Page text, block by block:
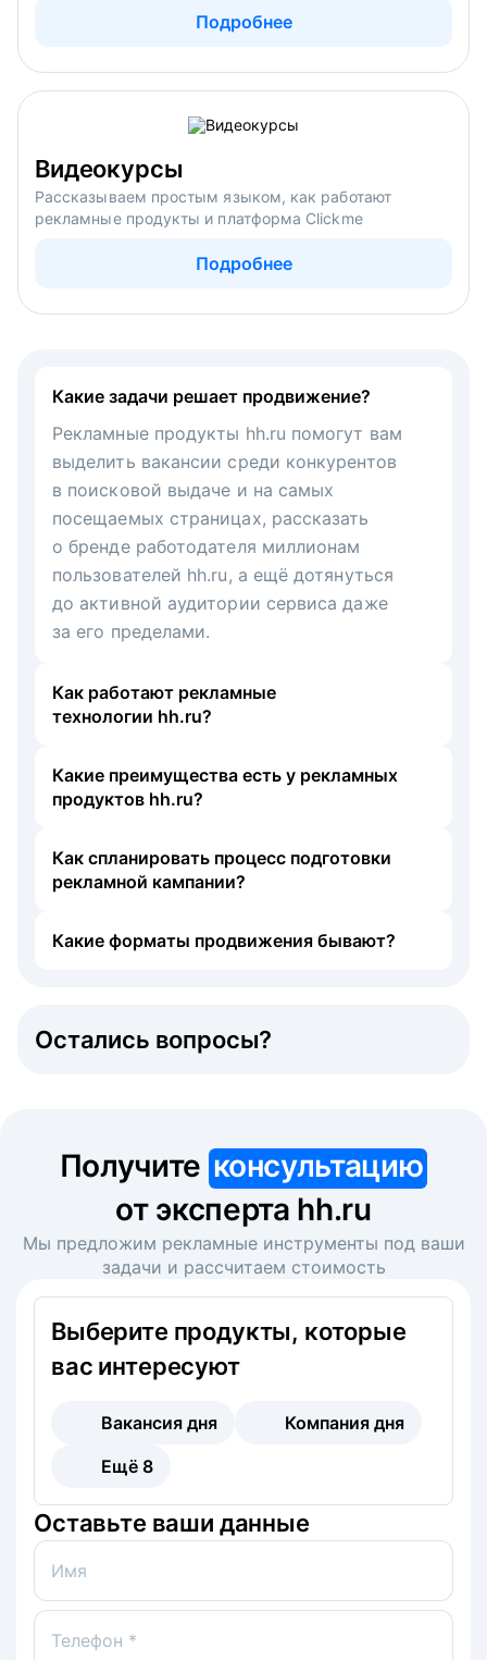
Подробнее
Видеокурсы
Рассказываем простым языком, как работают
рекламные продукты и платформа Clickme
Подробнее
Какие задачи решает продвижение?
Рекламные продукты hh.ru помогут вам
выделить вакансии среди конкурентов
в поисковой выдаче и на самых
посещаемых страницах, рассказать
о бренде работодателя миллионам
пользователей hh.ru, а ещё дотянуться
до активной аудитории сервиса даже
за его пределами.
Как работают рекламные
технологии hh.ru?
Какие преимущества есть у рекламных
продуктов hh.ru?
Как спланировать процесс подготовки
рекламной кампании?
Какие форматы продвижения бывают?
Остались вопросы?
Получите консультацию
от эксперта hh.ru
Мы предложим рекламные инструменты под ваши
задачи и рассчитаем стоимость
Выберите продукты, которые
вас интересуют
Вакансия дня
Компания дня
Ещё 8
Оставьте ваши данные
Имя
Телефон *